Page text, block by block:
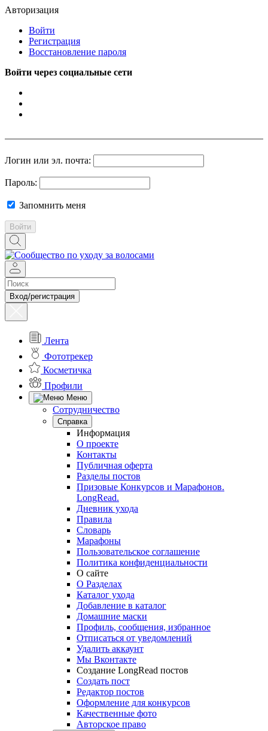
Авторизация
Войти
Регистрация
Восстановление пароля
Войти через социальные сети
Логин или эл. почта:
Пароль:
Запомнить меня
Войти
Вход/регистрация
Лента
Фототрекер
Косметичка
Профили
Меню
Сотрудничество
Справка
Информация
О проекте
Контакты
Публичная оферта
Разделы постов
Призовые Конкурсов и Марафонов.
LongRead.
Дневник ухода
Правила
Словарь
Марафоны
Пользовательское соглашение
Политика конфиденциальности
О сайте
О Разделах
Каталог ухода
Добавление в каталог
Домашние маски
Профиль, сообщения, избранное
Отписаться от уведомлений
Удалить аккаунт
Мы Вконтакте
Создание LongRead постов
Создать пост
Редактор постов
Оформление для конкурсов
Качественные фото
Авторское право